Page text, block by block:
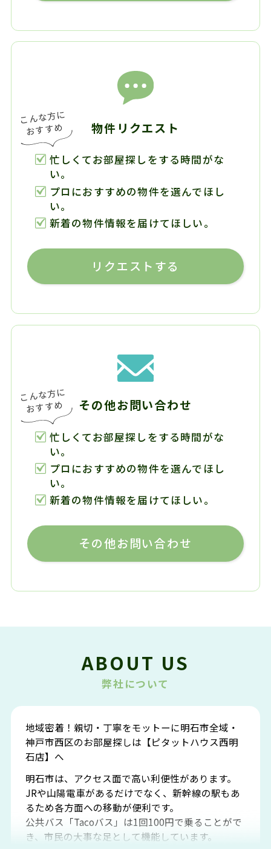
物件リクエスト
忙しくてお部屋探しをする時間がな
い。
プロにおすすめの物件を選んでほし
い。
新着の物件情報を届けてほしい。
リクエストする
その他お問い合わせ
忙しくてお部屋探しをする時間がな
い。
プロにおすすめの物件を選んでほし
い。
新着の物件情報を届けてほしい。
その他お問い合わせ
ABOUT US
弊社について
地域密着！親切・丁寧をモットーに明石市全域・
神戸市西区のお部屋探しは【ピタットハウス西明
石店】へ
明石市は、アクセス面で高い利便性があります。
JRや山陽電車があるだけでなく、新幹線の駅もあ
るため各方面への移動が便利です。
公共バス「Tacoバス」は1回100円で乗ることがで
き、市民の大事な足として機能しています。